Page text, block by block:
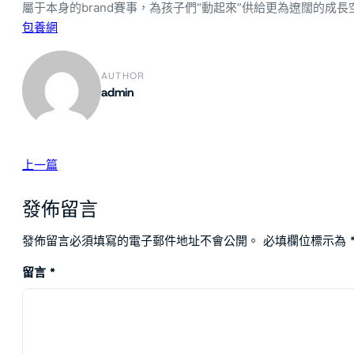
屬于本身的brand賽事，為孩子們“動起來”供給更為遼闊的成長
包養網
AUTHOR
admin
上一篇
發佈留言
發佈留言必須填寫的電子郵件地址不會公開。 必填欄位標示為
留言 *